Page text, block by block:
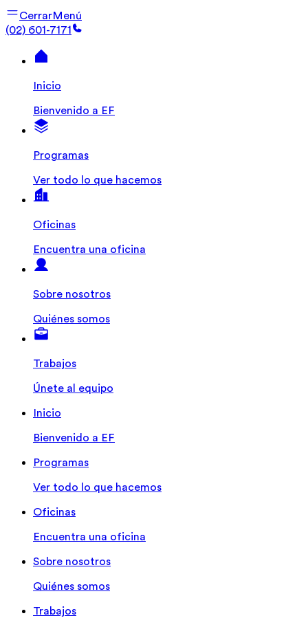
CerrarMenú
(02) 601-7171
Inicio
Bienvenido a EF
Programas
Ver todo lo que hacemos
Oficinas
Encuentra una oficina
Sobre nosotros
Quiénes somos
Trabajos
Únete al equipo
Inicio
Bienvenido a EF
Programas
Ver todo lo que hacemos
Oficinas
Encuentra una oficina
Sobre nosotros
Quiénes somos
Trabajos